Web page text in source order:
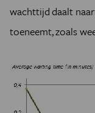
wachttijd daalt
toeneemt, zoals